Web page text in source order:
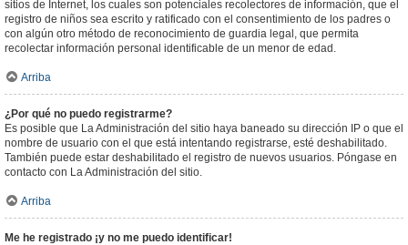
sitios de Internet, los cuales son potenciales recolectores de información, que el
registro de niños sea escrito y ratificado con el consentimiento de los padres o
con algún otro método de reconocimiento de guardia legal, que permita
recolectar información personal identificable de un menor de edad.
Arriba
¿Por qué no puedo registrarme?
Es posible que La Administración del sitio haya baneado su dirección IP o que el
nombre de usuario con el que está intentando registrarse, esté deshabilitado.
También puede estar deshabilitado el registro de nuevos usuarios. Póngase en
contacto con La Administración del sitio.
Arriba
Me he registrado ¡y no me puedo identificar!